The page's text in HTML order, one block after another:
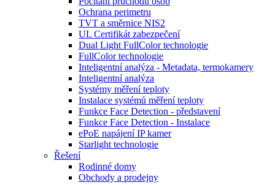
Ochrana perimetru
TVT a směrnice NIS2
UL Certifikát zabezpečení
Dual Light FullColor technologie
FullColor technologie
Inteligentní analýza - Metadata, termokamery
Inteligentní analýza
Systémy měření teploty
Instalace systémů měření teploty
Funkce Face Detection - představení
Funkce Face Detection - Instalace
ePoE napájení IP kamer
Starlight technologie
Řešení
Rodinné domy
Obchody a prodejny